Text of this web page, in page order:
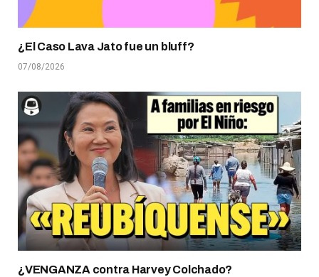
¿El Caso Lava Jato fue un bluff?
07/08/2026
¿VENGANZA contra Harvey Colchado?